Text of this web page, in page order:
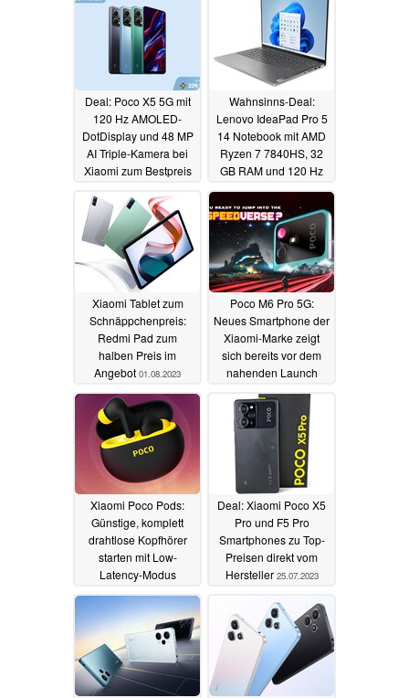
Deal: Poco X5 5G mit
120 Hz AMOLED-
DotDisplay und 48 MP
AI Triple-Kamera bei
Xiaomi zum Bestpreis
Wahnsinns-Deal:
Lenovo IdeaPad Pro 5
14 Notebook mit AMD
Ryzen 7 7840HS, 32
GB RAM und 120 Hz
3K-Display für nur 687
Euro01.08.2023
Xiaomi Tablet zum
Schnäppchenpreis:
Redmi Pad zum
halben Preis im
Angebot 01.08.2023
Poco M6 Pro 5G:
Neues Smartphone der
Xiaomi-Marke zeigt
sich bereits vor dem
nahenden Launch
31.07.2023
Xiaomi Poco Pods:
Günstige, komplett
drahtlose Kopfhörer
starten mit Low-
Latency-Modus
28.07.2023
Deal: Xiaomi Poco X5
Pro und F5 Pro
Smartphones zu Top-
Preisen direkt vom
Hersteller 25.07.2023